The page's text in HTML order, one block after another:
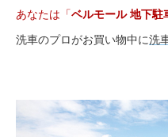
あなたは「ベルモール 地下駐
洗車のプロがお買い物中に洗